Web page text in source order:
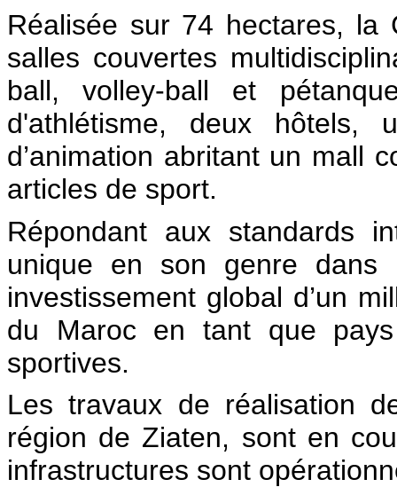
Réalisée sur 74 hectares, la
salles couvertes
ball, volley-ball et
d'athlétisme, deux hôtels,
d’animation abritant un mall
articles de sport.
Répondant aux standards
unique en son genre dans
investissement global d’un
du Maroc en tant que pays
sportives.
Les travaux de réalisation
région de Ziaten, sont en
infrastructures sont